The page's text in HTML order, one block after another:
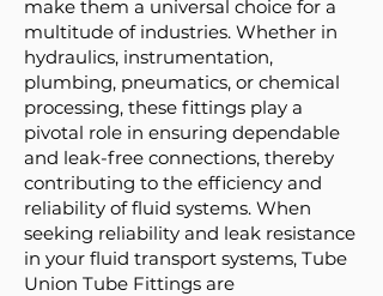
make them a universal choice for a
multitude of industries. Whether in
hydraulics, instrumentation,
plumbing, pneumatics, or chemical
processing, these fittings play a
pivotal role in ensuring dependable
and leak-free connections, thereby
contributing to the efficiency and
reliability of fluid systems. When
seeking reliability and leak resistance
in your fluid transport systems, Tube
Union Tube Fittings are